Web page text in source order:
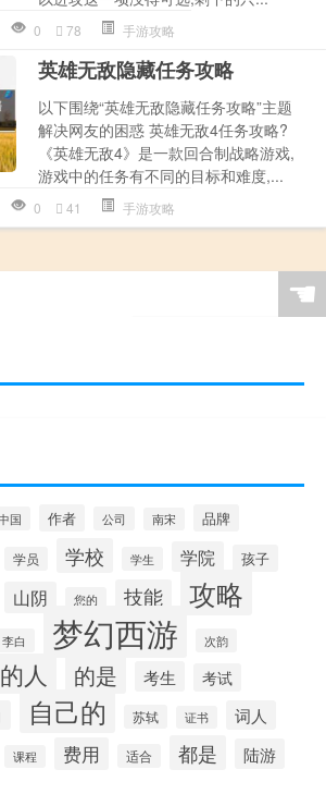
0 78 手游攻略
英雄无敌隐藏任务攻略
以下围绕“英雄无敌隐藏任务攻略”主题
解决网友的困惑 英雄无敌4任务攻略?
《英雄无敌4》是一款回合制战略游戏,
游戏中的任务有不同的目标和难度,...
0 41 手游攻略
☚
国 作者 公司 南宋 品牌
学员 学校 学生 学院 孩子
山阴 您的 技能 攻略
李白 梦幻西游 次韵
的人 的是 考生 考试
自己的 苏轼 证书 词人
课程 费用 适合 都是 陆游